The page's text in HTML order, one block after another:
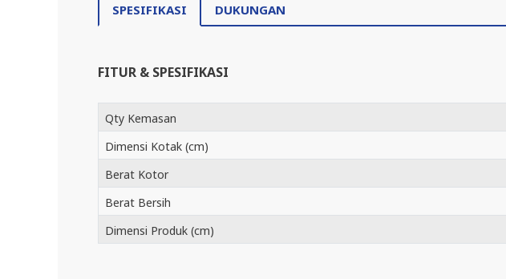
SPESIFIKASI DUKUNGAN
FITUR & SPESIFIKASI
Qty Kemasan
Dimensi Kotak (cm)
Berat Kotor
Berat Bersih
Dimensi Produk (cm)